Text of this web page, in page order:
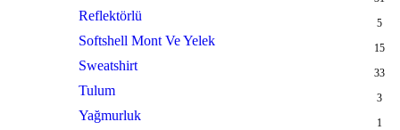
Reflektörlü 5
Softshell Mont Ve Yelek 15
Sweatshirt 33
Tulum 3
Yağmurluk 1